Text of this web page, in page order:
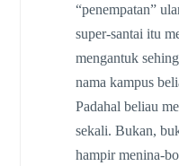
“penempatan”
super-santai itu
mengantuk
nama kampus
Padahal beliau
sekali. Bukan,
hampir menina-